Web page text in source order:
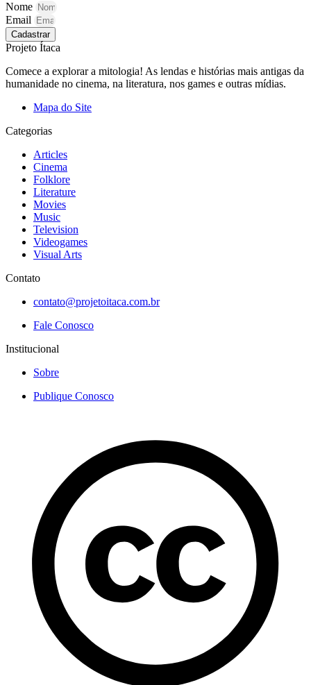
Nome
Email
Cadastrar
Projeto Ítaca
Comece a explorar a mitologia! As lendas e histórias mais antigas da
humanidade no cinema, na literatura, nos games e outras mídias.
Mapa do Site
Categorias
Articles
Cinema
Folklore
Literature
Movies
Music
Television
Videogames
Visual Arts
Contato
contato@projetoitaca.com.br
Fale Conosco
Institucional
Sobre
Publique Conosco